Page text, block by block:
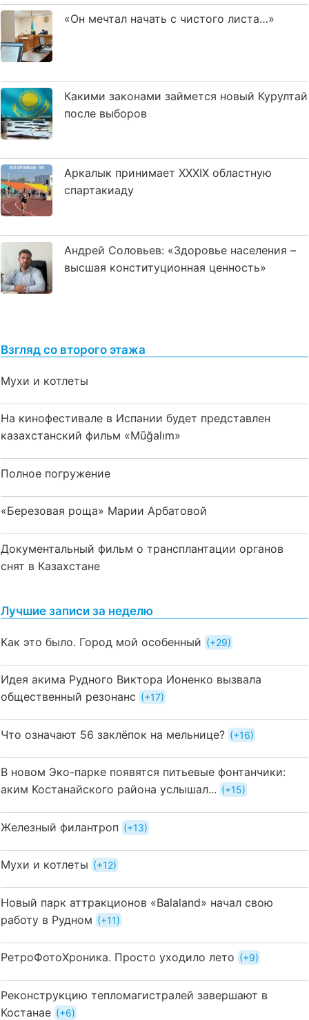
«Он мечтал начать с чистого листа…»
Какими законами займется новый Курултай
после выборов
Аркалык принимает XXXIX областную
спартакиаду
Андрей Соловьев: «Здоровье населения –
высшая конституционная ценность»
Взгляд со второго этажа
Мухи и котлеты
На кинофестивале в Испании будет представлен
казахстанский фильм «Mūğalım»
Полное погружение
«Березовая роща» Марии Арбатовой
Документальный фильм о трансплантации органов
снят в Казахстане
Лучшие записи за неделю
Как это было. Город мой особенный +29
Идея акима Рудного Виктора Ионенко вызвала
общественный резонанс
+17
Что означают 56 заклёпок на мельнице? +16
В новом Эко-парке появятся питьевые фонтанчики:
аким Костанайского района услышал...
+15
Железный филантроп +13
Мухи и котлеты +12
Новый парк аттракционов «Balaland» начал свою
работу в Рудном
+11
РетроФотоХроника. Просто уходило лето +9
Реконструкцию тепломагистралей завершают в
Костанае
+6